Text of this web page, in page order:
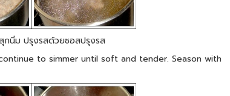
สุกนิ่ม ปรุงรสด้วยซอสปรุงรส
to simmer until soft and tender. Season with